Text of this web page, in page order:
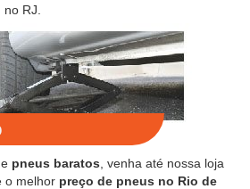
RJ.
pneus baratos , venha até nossa loja
o melhor preço de pneus no Rio de